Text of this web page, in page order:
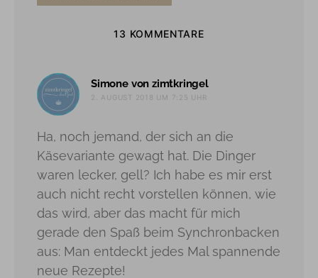
13 KOMMENTARE
Simone von zimtkringelsagt:
2. AUGUST 2018 UM 7:25 UHR
Ha, noch jemand, der sich an die
Käsevariante gewagt hat. Die Dinger
waren lecker, gell? Ich habe es mir erst
auch nicht recht vorstellen können, wie
das wird, aber das macht für mich
gerade den Spaß beim Synchronbacken
aus: Man entdeckt jedes Mal spannende
neue Rezepte!